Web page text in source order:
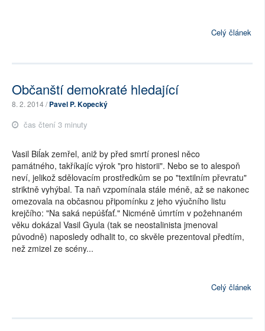
Celý článek
Občanští demokraté hledající
8. 2. 2014 /Pavel P. Kopecký
čas čtení 3 minuty
Vasil Biĺak zemřel, aniž by před smrtí pronesl něco
památného, takříkajíc výrok "pro historii". Nebo se to alespoň
neví, jelikož sdělovacím prostředkům se po "textilním převratu"
striktně vyhýbal. Ta naň vzpomínala stále méně, až se nakonec
omezovala na občasnou připomínku z jeho výučního listu
krejčího: "Na saká nepúšťať." Nicméně úmrtím v požehnaném
věku dokázal Vasil Gyula (tak se neostalinista jmenoval
původně) naposledy odhalit to, co skvěle prezentoval předtím,
než zmizel ze scény...
Celý článek